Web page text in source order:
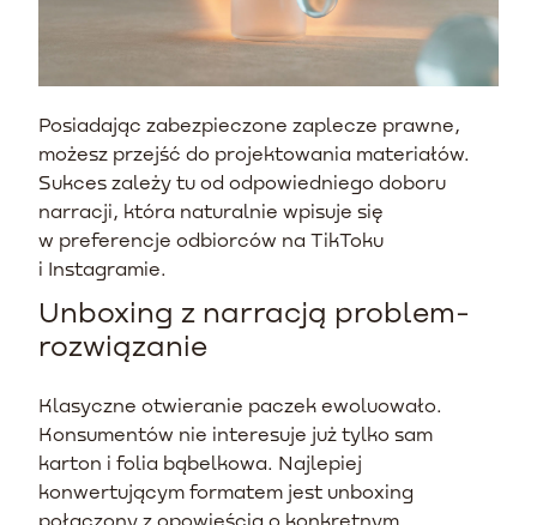
Posiadając zabezpieczone zaplecze prawne,
możesz przejść do projektowania materiałów.
Sukces zależy tu od odpowiedniego doboru
narracji, która naturalnie wpisuje się
w preferencje odbiorców na TikToku
i Instagramie.
Unboxing z narracją problem-
rozwiązanie
Klasyczne otwieranie paczek ewoluowało.
Konsumentów nie interesuje już tylko sam
karton i folia bąbelkowa. Najlepiej
konwertującym formatem jest unboxing
połączony z opowieścią o konkretnym